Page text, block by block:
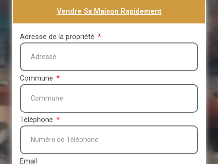
Vendre Sa Maison Rapidement
Adresse de la propriété
Commune
Téléphone
Email